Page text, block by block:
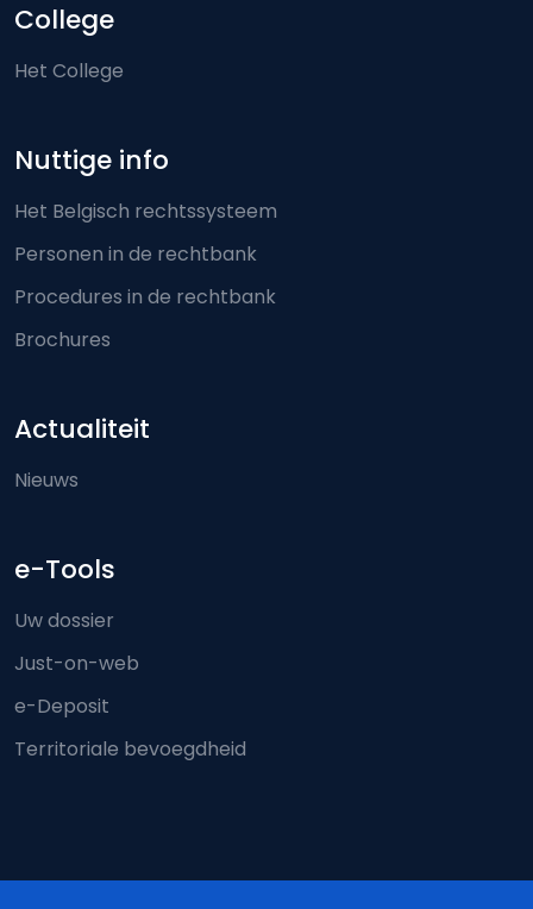
College
Het College
Nuttige info
Het Belgisch rechtssysteem
Personen in de rechtbank
Procedures in de rechtbank
Brochures
Actualiteit
Nieuws
e-Tools
Uw dossier
Just-on-web
e-Deposit
Territoriale bevoegdheid